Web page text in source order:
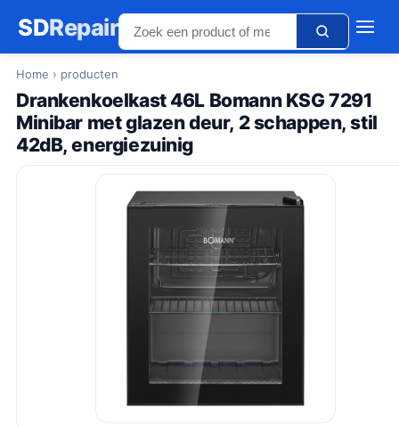
SDRepair
Home › producten
Drankenkoelkast 46L Bomann KSG 7291
Minibar met glazen deur, 2 schappen, stil
42dB, energiezuinig